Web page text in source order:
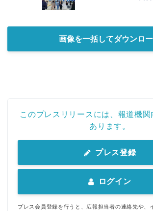
画像を一括してダウンロ
このプレスリリースには、報道機
あります。
プレス登録
ログイン
プレス会員登録を行うと、広報担当者の連絡先や、